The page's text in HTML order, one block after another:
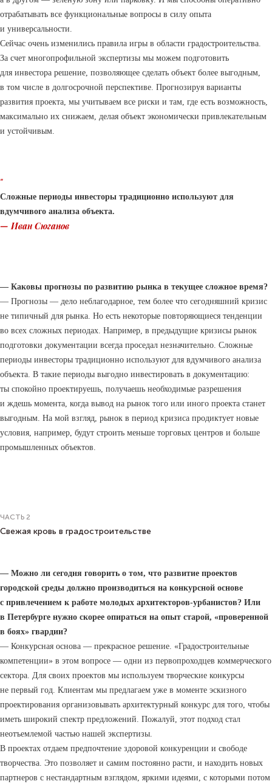
отрабатывать все функциональные вопросы в силу опыта
и универсальности.
Сейчас очень изменились правила игры в области градостроительства.
За счет многопрофильной экспертизы мы можем подготовить
для инвестора решение, позволяющее сделать объект более выгодным,
в том числе в долгосрочной перспективе. Прогнозируя варианты
развития проекта, мы учитываем все риски и там, где есть возможность,
максимально их снижаем, делая объект экономически привлекательным
и устойчивым.
“
Сложные периоды инвесторы традиционно используют для
вдумчивого анализа объекта.
— Иван Сюганов
— Каковы прогнозы по развитию рынка в текущее сложное время?
— Прогнозы — дело неблагодарное, тем более что сегодняшний кризис
не типичный для рынка. Но есть некоторые повторяющиеся тенденции
во всех сложных периодах. Например, в предыдущие кризисы рынок
подготовки документации всегда проседал незначительно. Сложные
периоды инвесторы традиционно используют для вдумчивого анализа
объекта. В такие периоды выгодно инвестировать в документацию:
ты спокойно проектируешь, получаешь необходимые разрешения
и ждешь момента, когда вывод на рынок того или иного проекта станет
выгодным. На мой взгляд, рынок в период кризиса продиктует новые
условия, например, будут строить меньше торговых центров и больше
промышленных объектов.
ЧАСТЬ 2
Свежая кровь в градостроительстве
— Можно ли сегодня говорить о том, что развитие проектов
городской среды должно производиться на конкурсной основе
с привлечением к работе молодых архитекторов-урбанистов? Или
в Петербурге нужно скорее опираться на опыт старой, «проверенной
в боях» гвардии?
— Конкурсная основа — прекрасное решение. «Градостроительные
компетенции» в этом вопросе — одни из первопроходцев коммерческого
сектора. Для своих проектов мы используем творческие конкурсы
не первый год. Клиентам мы предлагаем уже в моменте эскизного
проектирования организовывать архитектурный конкурс для того, чтобы
иметь широкий спектр предложений. Пожалуй, этот подход стал
неотъемлемой частью нашей экспертизы.
В проектах отдаем предпочтение здоровой конкуренции и свободе
творчества. Это позволяет и самим постоянно расти, и находить новых
партнеров с нестандартным взглядом, яркими идеями, с которыми потом